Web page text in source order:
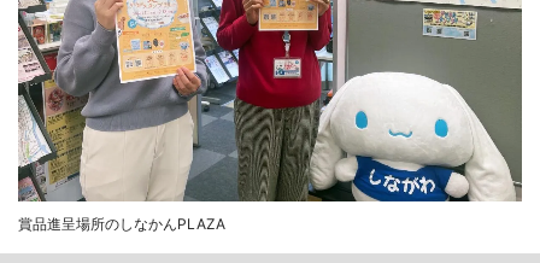
賞品進呈場所のしなかんPLAZA